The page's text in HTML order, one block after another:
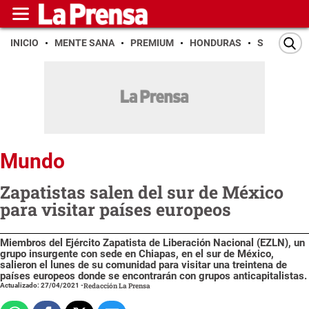
INICIO MENTE SANA PREMIUM HONDURAS SAN PEDRO
Mundo
Zapatistas salen del sur de México
para visitar países europeos
Miembros del Ejército Zapatista de Liberación Nacional (EZLN), un
grupo insurgente con sede en Chiapas, en el sur de México,
salieron el lunes de su comunidad para visitar una treintena de
países europeos donde se encontrarán con grupos anticapitalistas.
Actualizado: 27/04/2021 -Redacción La Prensa